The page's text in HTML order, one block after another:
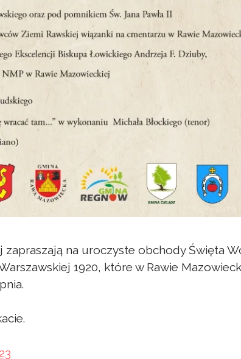
zapraszają na uroczyste obchody Święta
1920, które w Rawie